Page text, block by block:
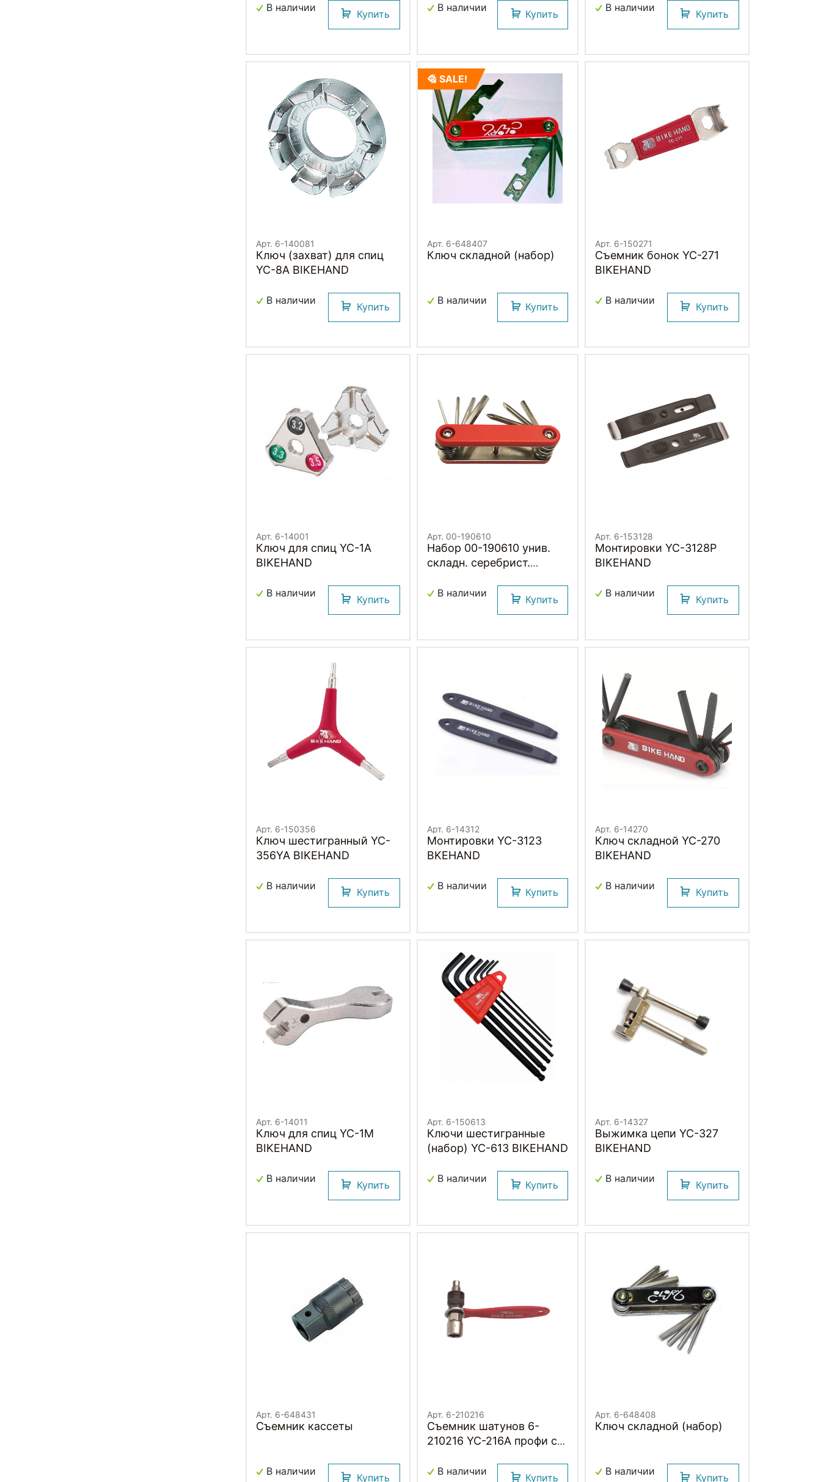
В наличии
Купить
В наличии
Купить
В наличии
Купить
Арт. 6-140081
Ключ (захват) для спиц
YC-8A BIKEHAND
В наличии
Купить
SALE!
Арт. 6-648407
Ключ складной (набор)
В наличии
Купить
Арт. 6-150271
Съемник бонок YC-271
BIKEHAND
В наличии
Купить
Арт. 6-14001
Ключ для спиц YC-1A
BIKEHAND
В наличии
Купить
Арт. 00-190610
Набор 00-190610 унив.
складн. серебрист.
+/- отвертки красный
В наличии
Купить
Арт. 6-153128
Монтировки YC-3128P
BIKEHAND
В наличии
Купить
Арт. 6-150356
Ключ шестигранный YC-
356YA BIKEHAND
В наличии
Купить
Арт. 6-14312
Монтировки YC-3123
BKEHAND
В наличии
Купить
Арт. 6-14270
Ключ складной YC-270
BIKEHAND
В наличии
Купить
Арт. 6-14011
Ключ для спиц YC-1M
BIKEHAND
В наличии
Купить
Арт. 6-150613
Ключи шестигранные
(набор) YC-613 BIKEHAND
В наличии
Купить
Арт. 6-14327
Выжимка цепи YC-327
BIKEHAND
В наличии
Купить
Арт. 6-648431
Съемник кассеты
В наличии
Купить
Арт. 6-210216
Съемник шатунов 6-
210216 YC-216A профи с
красный BIKEHAND
В наличии
Купить
Арт. 6-648408
Ключ складной (набор)
В наличии
Купить